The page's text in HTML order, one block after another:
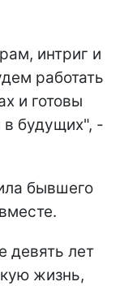
интриг и
работать
и готовы
в будущих", -
бывшего
девять лет
жизнь,